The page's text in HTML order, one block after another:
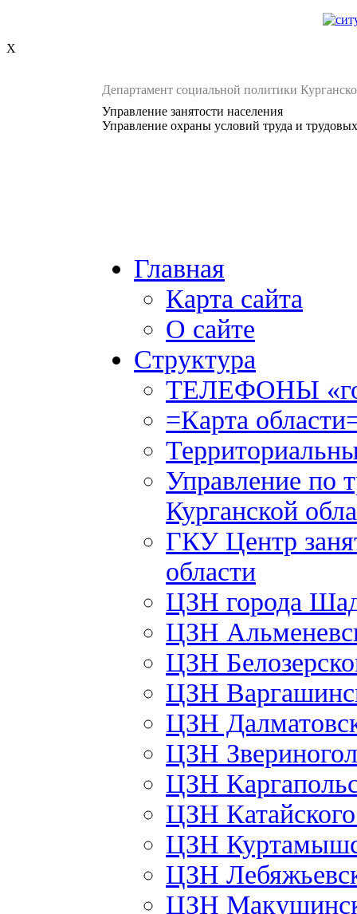
X
Департамент социальной политики
Управление занятости населения
Управление охраны условий труда и
Главная
Карта сайта
О сайте
Структура
ТЕЛЕФОНЫ
=Карта
Управление по
Курганской
ГКУ Центр
области
ЦЗН города
ЦЗН
ЦЗН
ЦЗН
ЦЗН
ЦЗН
ЦЗН
ЦЗН
ЦЗН
ЦЗН
ЦЗН